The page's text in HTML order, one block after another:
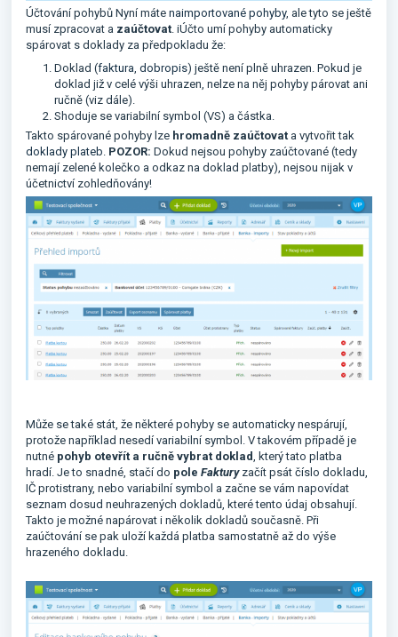
Účtování pohybů Nyní máte naimportované pohyby, ale tyto se ještě
musí zpracovat a zaúčtovat. iÚčto umí pohyby automaticky
spárovat s doklady za předpokladu že:
Doklad (faktura, dobropis) ještě není plně uhrazen. Pokud je
doklad již v celé výši uhrazen, nelze na něj pohyby párovat ani
ručně (viz dále).
Shoduje se variabilní symbol (VS) a částka.
Takto spárované pohyby lze hromadně zaúčtovat a vytvořit tak
doklady plateb. POZOR: Dokud nejsou pohyby zaúčtované (tedy
nemají zelené kolečko a odkaz na doklad platby), nejsou nijak v
účetnictví zohledňovány!
Může se také stát, že některé pohyby se automaticky nespárují,
protože například nesedí variabilní symbol. V takovém případě je
nutné pohyb otevřít a ručně vybrat doklad , který tato platba
hradí. Je to snadné, stačí do pole Fakturyzačít psát číslo dokladu,
IČ protistrany, nebo variabilní symbol a začne se vám napovídat
seznam dosud neuhrazených dokladů, které tento údaj obsahují.
Takto je možné napárovat i několik dokladů současně. Při
zaúčtování se pak uloží každá platba samostatně až do výše
hrazeného dokladu.